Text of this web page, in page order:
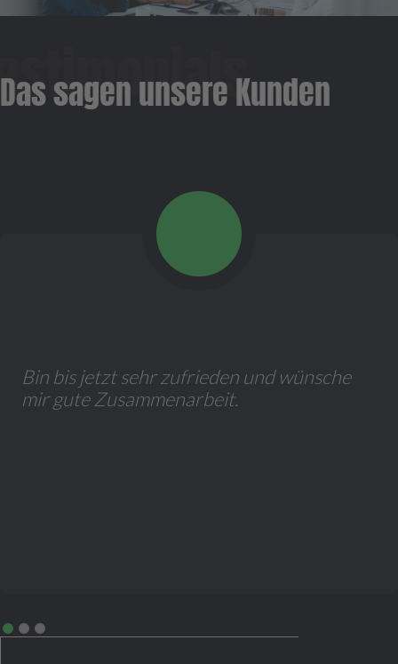
Das sagen unsere Kunden
Bin bis jetzt sehr zufrieden und wünsche
mir gute Zusammenarbeit.